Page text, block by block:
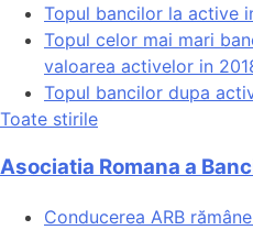
Topul bancilor la active
Topul celor mai mari
valoarea activelor in
Topul bancilor dupa
Toate stirile
Asociatia Romana a
Conducerea ARB